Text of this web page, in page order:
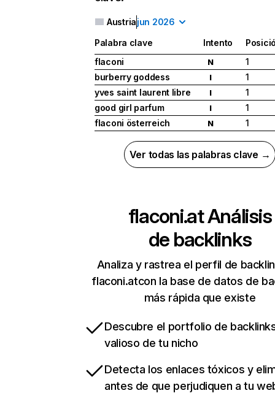
Austriajun 2026
Palabra clave Intento
flaconi
N
1
burberry goddess
I
1
yves saint laurent libre
I
1
good girl parfum
I
1
flaconi österreich
N 1
Ver todas las palabras clave →
flaconi.atAnálisis
de backlinks
Analiza y rastrea el perfil de
flaconi.atcon la base de datos de
más rápida que existe
Descubre el portfolio de
valioso de tu nicho
Detecta los enlaces tóxicos y
antes de que perjudiquen a tu